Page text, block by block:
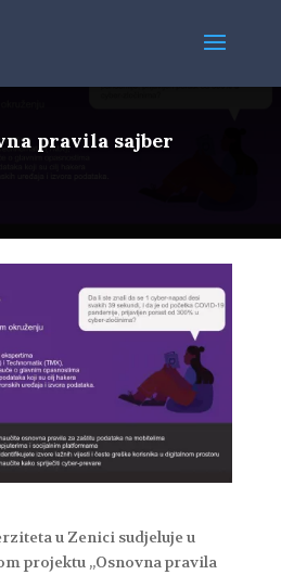
pravila sajber
u Zenici sudjeluje u
projektu „Osnovna pravila